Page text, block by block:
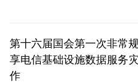
第十六届国会第一次非常
享电信基础设施数据服务
作